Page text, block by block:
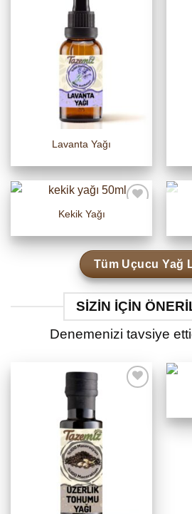
Lavanta Yağı
Kekik Yağı
Tüm Uçucu Yağ
SIZIN IÇIN
Denemenizi tavsiye